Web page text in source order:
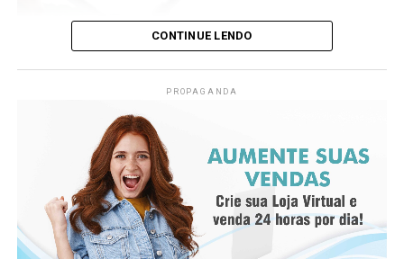
Já as lojas de São José dos Pinhais (PR), Curitiba Atuba
(PR) e Joinville (SC) alcançaram uma média de 95% de
destinação ambientalmente correta dos resíduos,
resultado que garantiu à empresa a certificação Aterro
Zero, concedida pela Sanetran Gestão de Resíduos, nos
CONTINUE LENDO
PROPAGANDA